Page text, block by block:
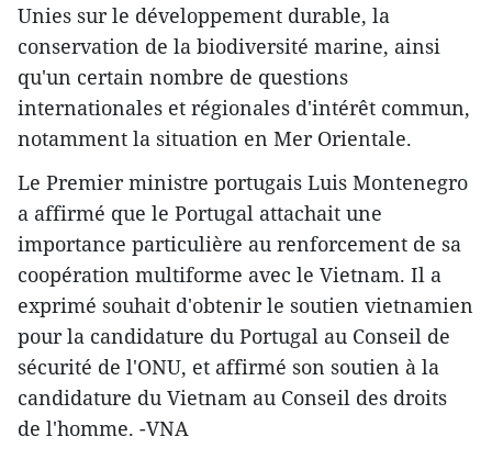
Unies sur le développement durable, la
conservation de la biodiversité marine, ainsi
qu'un certain nombre de questions
internationales et régionales d'intérêt commun,
notamment la situation en Mer Orientale.
Le Premier ministre portugais Luis Montenegro
a affirmé que le Portugal attachait une
importance particulière au renforcement de sa
coopération multiforme avec le Vietnam. Il a
exprimé souhait d'obtenir le soutien vietnamien
pour la candidature du Portugal au Conseil de
sécurité de l'ONU, et affirmé son soutien à la
candidature du Vietnam au Conseil des droits
de l'homme. -VNA